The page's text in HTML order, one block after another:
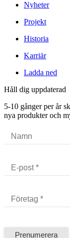
Nyheter
Projekt
Historia
Karriär
Ladda ned
Håll dig uppdaterad
5-10 gånger per år
nya produkter och